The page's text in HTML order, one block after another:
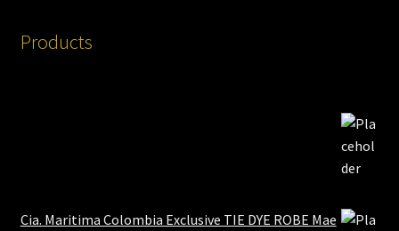
Products
Cia. Maritima Colombia Exclusive TIE DYE ROBE Mae